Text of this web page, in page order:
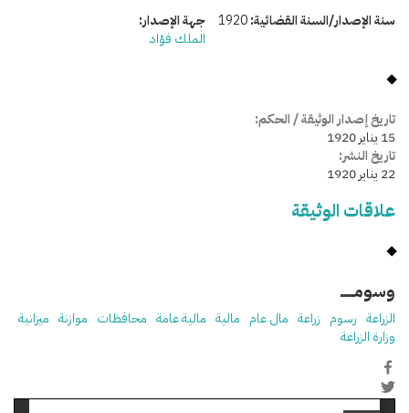
سنة الإصدار/السنة القضائية:1920
جهة الإصدار:
الملك فؤاد
تاريخ إصدار الوثيقة / الحكم:
15 يناير 1920
تاريخ النشر:
22 يناير 1920
علاقات الوثيقة
وسومـــــ
الزراعة رسوم زراعة مال عام مالية مالية عامة محافظات موازنة ميزانية
وزارة الزراعة